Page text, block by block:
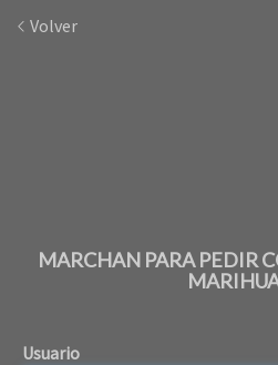
Volver
MARCHAN PARA PEDIR
Usuario